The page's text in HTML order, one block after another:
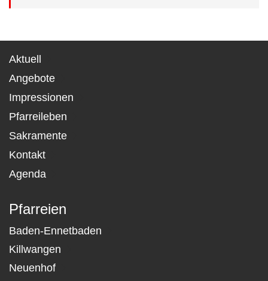
Aktuell
Angebote
Impressionen
Pfarreileben
Sakramente
Kontakt
Agenda
Pfarreien
Baden-Ennetbaden
Killwangen
Neuenhof